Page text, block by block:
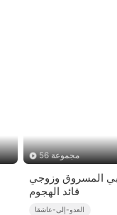
56 مجموعة
المسروق وزوجي
قائد الهجوم
العدو-إلى-عاشقا